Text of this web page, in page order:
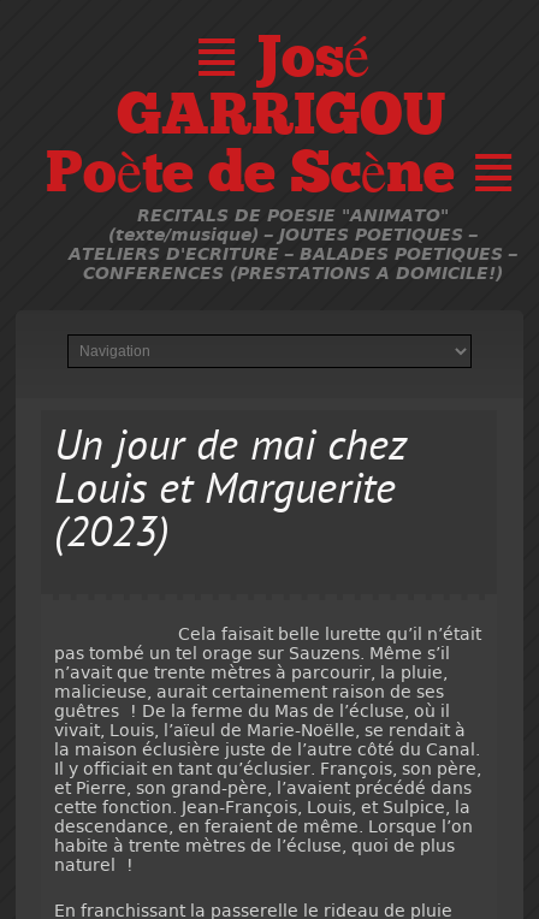
≣ José
GARRIGOU
Poète de Scène ≣
RECITALS DE POESIE "ANIMATO"
(texte/musique) – JOUTES POETIQUES –
ATELIERS D'ECRITURE – BALADES POETIQUES –
CONFERENCES (PRESTATIONS A DOMICILE!)
Un jour de mai chez
Louis et Marguerite
(2023)
Cela faisait belle lurette qu’il n’était
pas tombé un tel orage sur Sauzens. Même s’il
n’avait que trente mètres à parcourir, la pluie,
malicieuse, aurait certainement raison de ses
guêtres ! De la ferme du Mas de l’écluse, où il
vivait, Louis, l’aïeul de Marie-Noëlle, se rendait à
la maison éclusière juste de l’autre côté du Canal.
Il y officiait en tant qu’éclusier. François, son père,
et Pierre, son grand-père, l’avaient précédé dans
cette fonction. Jean-François, Louis, et Sulpice, la
descendance, en feraient de même. Lorsque l’on
habite à trente mètres de l’écluse, quoi de plus
naturel !
En franchissant la passerelle le rideau de pluie